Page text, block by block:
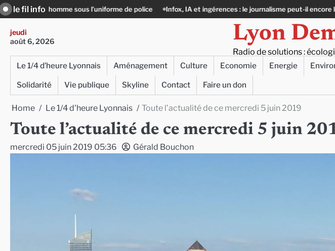
Skip
to
content
le fil info
sous l’uniforme de police Infox, IA et ingérences : le journalisme peut-il encore lutter ?
jeudi
août 6, 2026
Lyon
Radio de solutions :
Le 1/4 d’heure Lyonnais Aménagement Culture Economie Energie
Solidarité
Vie publique Skyline Contact Faire un don
Home Le 1/4 d'heure Lyonnais Toute l’actualité de ce mercredi 5 juin 2019
Toute l’actualité de ce mercredi 5 juin
mercredi 05 juin 2019 05:36 Gérald Bouchon